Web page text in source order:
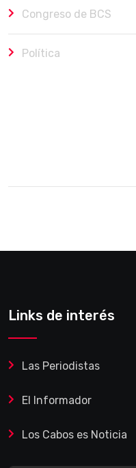
Congreso de BCS
Política
Links de interés
Las Periodistas
El Informador
Los Cabos es Noticia